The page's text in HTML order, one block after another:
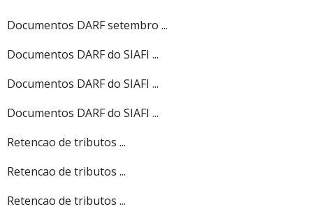
Documentos DARF setembro ...
Documentos DARF do SIAFI ...
Documentos DARF do SIAFI ...
Documentos DARF do SIAFI ...
Retencao de tributos ...
Retencao de tributos ...
Retencao de tributos ...